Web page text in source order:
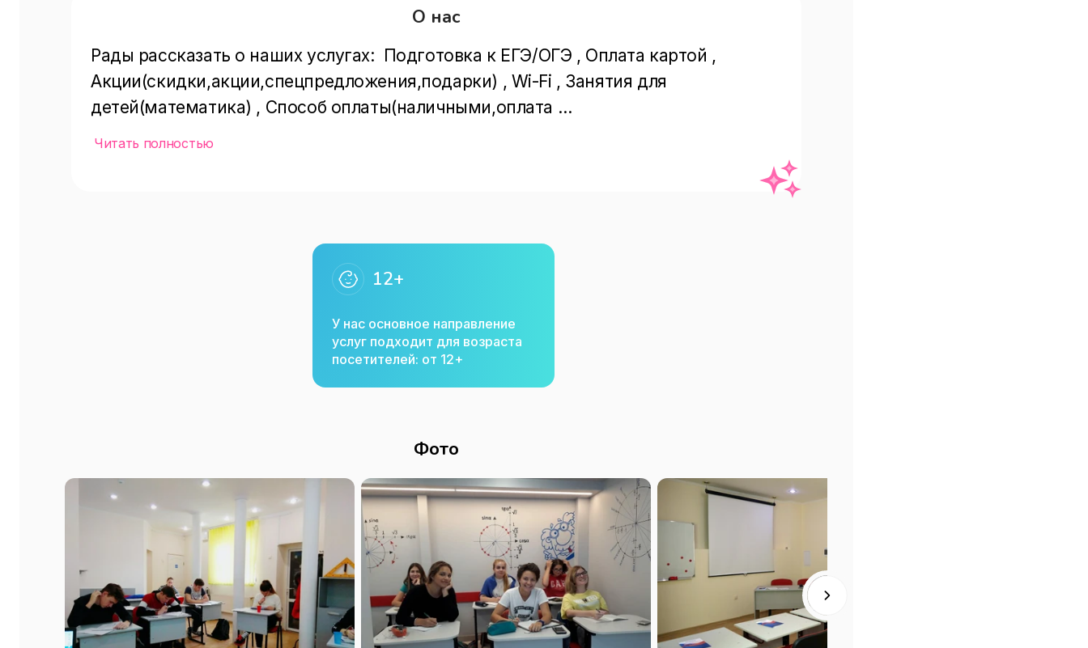
О нас
Рады рассказать о наших услугах:  Подготовка к ЕГЭ/ОГЭ , Оплата картой ,
Акции(скидки,акции,спецпредложения,подарки) , Wi-Fi , Занятия для
детей(математика) , Способ оплаты(наличными,оплата
картой,безналичная,онлайн) , Онлайн занятия , Онлайн консультации Услуги
Читать полностью
12+
У нас основное направление
услуг подходит для возраста
посетителей: от 12+
Фото